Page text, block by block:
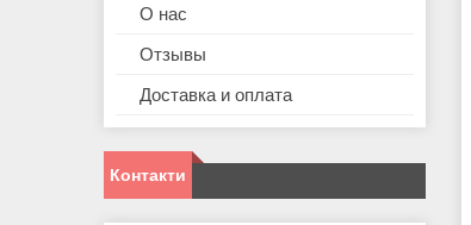
О нас
Отзывы
Доставка и оплата
Контакти